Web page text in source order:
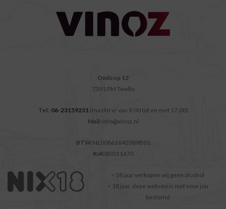
Omloop 12
7391 PM Twello
Tel: 06-23159231 (ma t/m vr van 9.00 tot en met 17.00)
Mail: info@vinoz.nl
BTW:NL00861642089B01
KvK:80351670
< 18 jaar verkopen wij geen alcohol
< 18 jaar, deze website is niet voor jou
bestemd